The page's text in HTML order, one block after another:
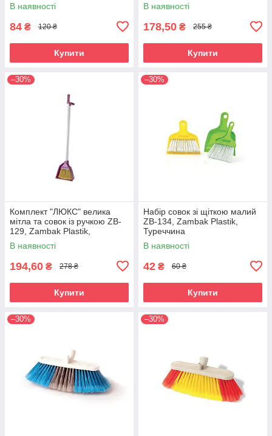
В наявності
84 ₴ 120 ₴
Купити
В наявності
178,50 ₴ 255 ₴
Купити
–30%
Комплект "ЛЮКС" велика
мітла та совок із ручкою ZB-
129, Zambak Plastik,
Туреччина
В наявності
194,60 ₴ 278 ₴
Купити
–30%
Набір совок зі щіткою малий
ZB-134, Zambak Plastik,
Туреччина
В наявності
42 ₴ 60 ₴
Купити
–30% –30%